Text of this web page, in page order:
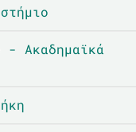
- Ακαδημαϊκά